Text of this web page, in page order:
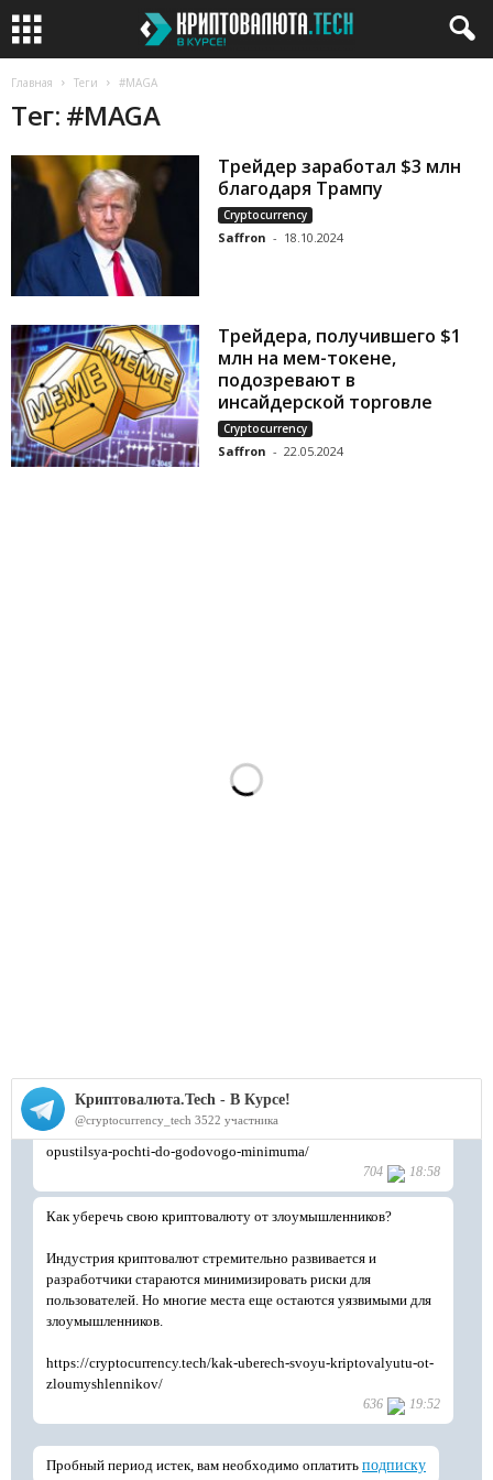
Главная Теги #MAGA
Тег: #MAGA
Трейдер заработал $3 млн
благодаря Трампу
Cryptocurrency
Saffron - 18.10.2024
Трейдера, получившего $1
млн на мем-токене,
подозревают в
инсайдерской торговле
Cryptocurrency
Saffron - 22.05.2024